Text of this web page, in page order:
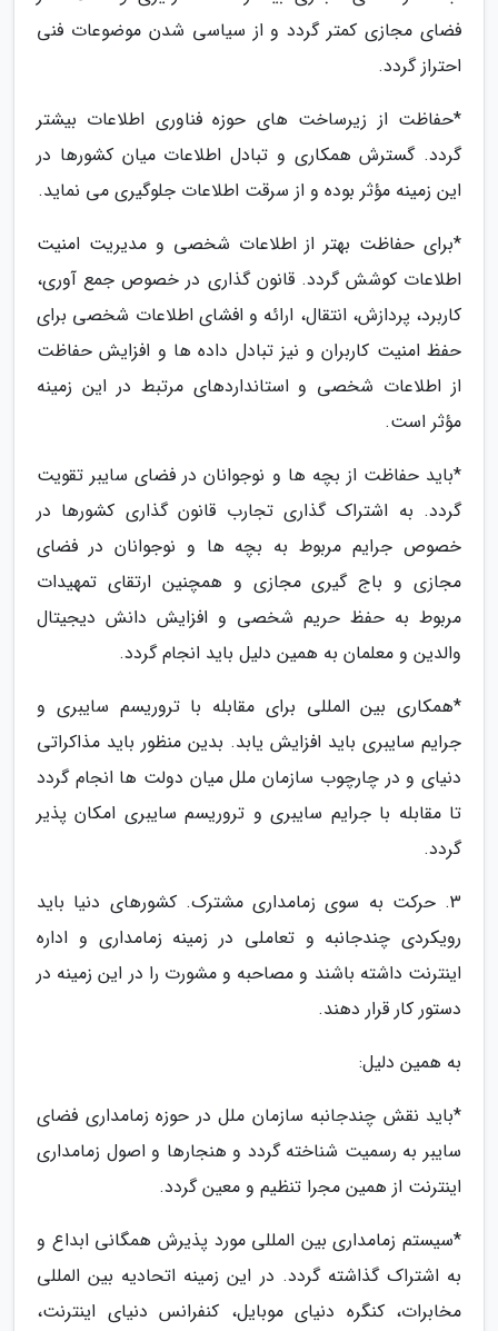
فضای مجازی کمتر گردد و از سیاسی شدن موضوعات فنی
احتراز گردد.
*حفاظت از زیرساخت های حوزه فناوری اطلاعات بیشتر
گردد. گسترش همکاری و تبادل اطلاعات میان کشورها در
این زمینه مؤثر بوده و از سرقت اطلاعات جلوگیری می نماید.
*برای حفاظت بهتر از اطلاعات شخصی و مدیریت امنیت
اطلاعات کوشش گردد. قانون گذاری در خصوص جمع آوری،
کاربرد، پردازش، انتقال، ارائه و افشای اطلاعات شخصی برای
حفظ امنیت کاربران و نیز تبادل داده ها و افزایش حفاظت
از اطلاعات شخصی و استانداردهای مرتبط در این زمینه
مؤثر است.
*باید حفاظت از بچه ها و نوجوانان در فضای سایبر تقویت
گردد. به اشتراک گذاری تجارب قانون گذاری کشورها در
خصوص جرایم مربوط به بچه ها و نوجوانان در فضای
مجازی و باج گیری مجازی و همچنین ارتقای تمهیدات
مربوط به حفظ حریم شخصی و افزایش دانش دیجیتال
والدین و معلمان به همین دلیل باید انجام گردد.
*همکاری بین المللی برای مقابله با تروریسم سایبری و
جرایم سایبری باید افزایش یابد. بدین منظور باید مذاکراتی
دنیای و در چارچوب سازمان ملل میان دولت ها انجام گردد
تا مقابله با جرایم سایبری و تروریسم سایبری امکان پذیر
گردد.
3. حرکت به سوی زمامداری مشترک. کشورهای دنیا باید
رویکردی چندجانبه و تعاملی در زمینه زمامداری و اداره
اینترنت داشته باشند و مصاحبه و مشورت را در این زمینه در
دستور کار قرار دهند.
به همین دلیل:
*باید نقش چندجانبه سازمان ملل در حوزه زمامداری فضای
سایبر به رسمیت شناخته گردد و هنجارها و اصول زمامداری
اینترنت از همین مجرا تنظیم و معین گردد.
*سیستم زمامداری بین المللی مورد پذیرش همگانی ابداع و
به اشتراک گذاشته گردد. در این زمینه اتحادیه بین المللی
مخابرات، کنگره دنیای موبایل، کنفرانس دنیای اینترنت،